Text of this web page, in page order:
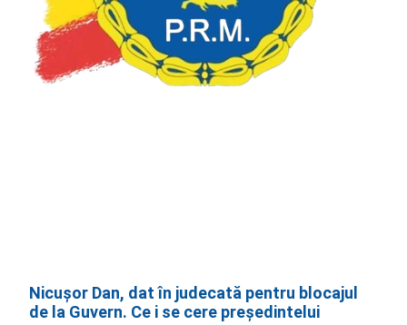
Nicușor Dan, dat în judecată pentru blocajul
de la Guvern. Ce i se cere președintelui